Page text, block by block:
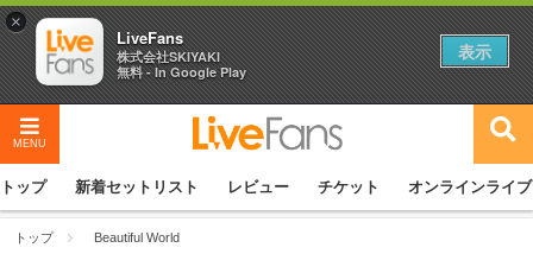
MENU
トップ 新着セットリスト レビュー チケット オンラインライブ
トップ Beautiful World
×
LiveFans
株式会社SKIYAKI
無料 - In Google Play
表示